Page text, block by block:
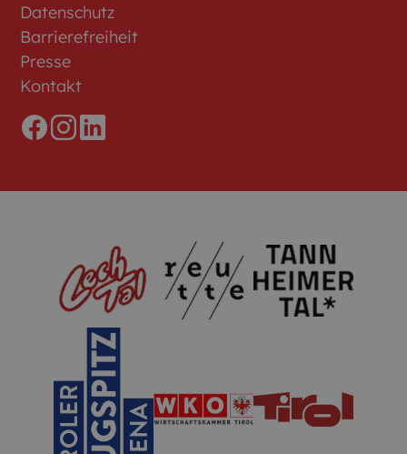
Datenschutz
Barrierefreiheit
Presse
Kontakt